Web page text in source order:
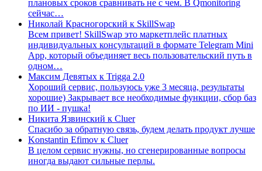
плановых сроков сравнивать не с чем. В Qmonitoring
сейчас…
Николай Красногорский к SkillSwap
Всем привет! SkillSwap это маркетплейс платных
индивидуальных консультаций в формате Telegram Mini
App, который объединяет весь пользовательский путь в
одном…
Максим Девятых к Trigga 2.0
Хороший сервис, пользуюсь уже 3 месяца, результаты
хорошие) Закрывает все необходимые функции, сбор баз
по ИИ - пушка!
Никита Язвинский к Cluer
Спасибо за обратную связь, будем делать продукт лучше
Konstantin Efimov к Cluer
В целом сервис нужны, но сгенерированные вопросы
иногда выдают сильные перлы.